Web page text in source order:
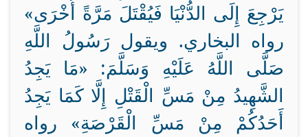
يَرْجِعَ إِلَى الدُّنْيَا فَيُقْتَلَ مَرَّةً أُخْرَى»
رواه البخاري. ويقول رَسُولُ اللَّهِ
صَلَّى اللَّهُ عَلَيْهِ وَسَلَّمَ: «مَا يَجِدُ
الشَّهِيدُ مِنْ مَسِّ الْقَتْلِ إِلَّا كَمَا يَجِدُ
أَحَدُكُمْ مِنْ مَسِّ الْقَرْصَةِ» رواه